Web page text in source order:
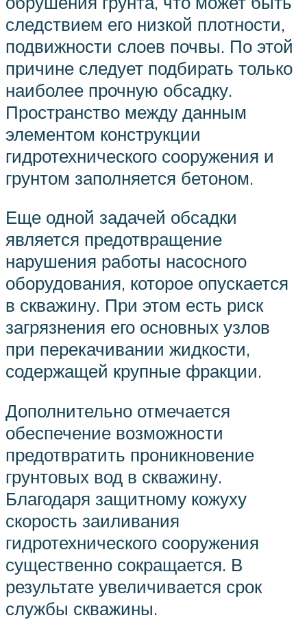
следствием его низкой плотности,
подвижности слоев почвы. По этой
причине следует подбирать только
наиболее прочную обсадку.
Пространство между данным
элементом конструкции
гидротехнического сооружения и
грунтом заполняется бетоном.
Еще одной задачей обсадки
является предотвращение
нарушения работы насосного
оборудования, которое опускается
в скважину. При этом есть риск
загрязнения его основных узлов
при перекачивании жидкости,
содержащей крупные фракции.
Дополнительно отмечается
обеспечение возможности
предотвратить проникновение
грунтовых вод в скважину.
Благодаря защитному кожуху
скорость заиливания
гидротехнического сооружения
существенно сокращается. В
результате увеличивается срок
службы скважины.